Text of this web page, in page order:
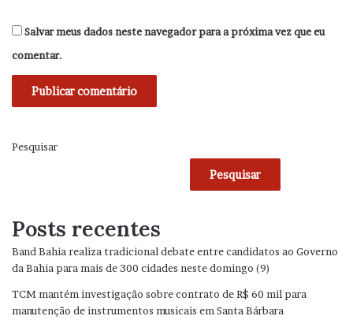
Salvar meus dados neste navegador para a próxima vez que eu
comentar.
Pesquisar
Pesquisar
Posts recentes
Band Bahia realiza tradicional debate entre candidatos ao Governo
da Bahia para mais de 300 cidades neste domingo (9)
TCM mantém investigação sobre contrato de R$ 60 mil para
manutenção de instrumentos musicais em Santa Bárbara